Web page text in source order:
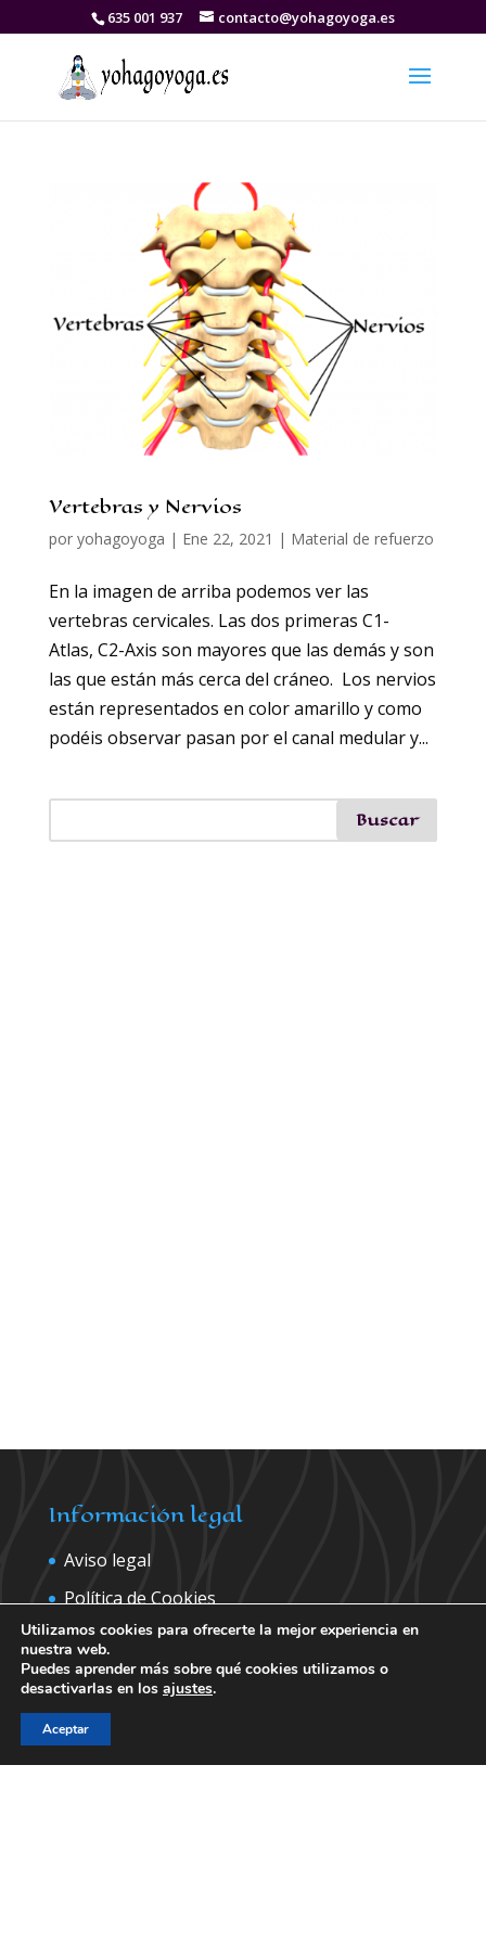
635 001 937 contacto@yohagoyoga.es
Vertebras y Nervios
por yohagoyoga | Ene 22, 2021 | Material de refuerzo
En la imagen de arriba podemos ver las
vertebras cervicales. Las dos primeras C1-
Atlas, C2-Axis son mayores que las demás y son
las que están más cerca del cráneo. Los nervios
están representados en color amarillo y como
podéis observar pasan por el canal medular y...
Información legal
Aviso legal
Política de Cookies
Política de privacidad
Contáctanos para más información
Utilizamos cookies para ofrecerte la mejor experiencia en
nuestra web.
Puedes aprender más sobre qué cookies utilizamos o
desactivarlas en los ajustes.
Aceptar